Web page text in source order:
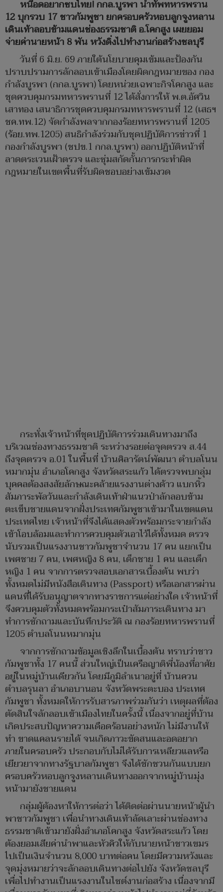
หนีอดอยากซบไทย! กกล.บูรพา นำทัพทหารพราน
12 บุกรวบ 17 ชาวกัมพูชา ยกครอบครัวหอบลูกจูงหลาน
เดินเท้าลอบข้ามแดนช่องธรรมชาติ อ.โคกสูง เผยยอม
จ่ายค่านายหน้า 8 พัน หวังดิ่งไปทำงานก่อสร้างชลบุรี
วันที่ 6 มิ.ย. 69 ภายใต้นโยบายคุมเข้มและป้องกัน
ปราบปรามการลักลอบเข้าเมืองโดยผิดกฎหมายของ กอง
กำลังบูรพา (กกล.บูรพา) โดยหน่วยเฉพาะกิจโคกสูง และ
ชุดควบคุมกรมทหารพรานที่ 12 ได้สั่งการให้ พ.ต.อัศวิน
เสาทอง เสนาธิการชุดควบคุมกรมทหารพรานที่ 12 (เสธฯ
ชค.ทพ.12) จัดกำลังพลจากกองร้อยทหารพรานที่ 1205
(ร้อย.ทพ.1205) สนธิกำลังร่วมกับชุดปฏิบัติการข่าวที่ 1
กองกำลังบูรพา (ชปข.1 กกล.บูรพา) ออกปฏิบัติหน้าที่
ลาดตระเวนเฝ้าตรวจ และซุ่มสกัดกั้นการกระทำผิด
กฎหมายในเขตพื้นที่รับผิดชอบอย่างเข้มงวด
กระทั่งเจ้าหน้าที่ชุดปฏิบัติการร่วมเดินทางมาถึง
บริเวณช่องทางธรรมชาติ ระหว่างรอยต่อจุดตรวจ ส.44
ถึงจุดตรวจ อ.01 ในพื้นที่ บ้านศิลารัตน์พัฒนา ตำบลโนน
หมากมุ่น อำเภอโคกสูง จังหวัดสระแก้ว ได้ตรวจพบกลุ่ม
บุคคลต้องสงสัยลักษณะคล้ายแรงงานต่างด้าว แบกหิ้ว
สัมภาระพัลวันและกำลังเดินเท้าฝ่าแนวป่าลักลอบข้าม
ตะเข็บชายแดนจากฝั่งประเทศกัมพูชาเข้ามาในเขตแดน
ประเทศไทย เจ้าหน้าที่จึงได้แสดงตัวพร้อมกระจายกำลัง
เข้าโอบล้อมและทำการควบคุมตัวเอาไว้ได้ทั้งหมด ตรวจ
นับรวมเป็นแรงงานชาวกัมพูชาจำนวน 17 คน แยกเป็น
เพศชาย 7 คน, เพศหญิง 8 คน, เด็กชาย 1 คน และเด็ก
หญิง 1 คน จากการตรวจสอบเอกสารเบื้องต้น พบว่า
ทั้งหมดไม่มีหนังสือเดินทาง (Passport) หรือเอกสารผ่าน
แดนที่ได้รับอนุญาตจากทางราชการแต่อย่างใด เจ้าหน้าที่
จึงควบคุมตัวทั้งหมดพร้อมกระเป๋าสัมภาระเดินทาง มา
ทำการซักถามและบันทึกประวัติ ณ กองร้อยทหารพรานที่
1205 ตำบลโนนหมากมุ่น
จากการซักถามข้อมูลเชิงลึกในเบื้องต้น ทราบว่าชาว
กัมพูชาทั้ง 17 คนนี้ ส่วนใหญ่เป็นเครือญาติพี่น้องที่อาศัย
อยู่ในหมู่บ้านเดียวกัน โดยมีภูมิลำเนาอยู่ที่ บ้านควน
ตำบลรุนลา อำเภอบานอน จังหวัดพระตะบอง ประเทศ
กัมพูชา ทั้งหมดให้การรับสารภาพร่วมกันว่า เหตุผลที่ต้อง
ตัดสินใจลักลอบเข้าเมืองไทยในครั้งนี้ เนื่องจากอยู่ที่บ้าน
เกิดประสบปัญหาความเดือดร้อนอย่างหนัก ไม่มีงานให้
ทำ ขาดแคลนรายได้ จนเกิดภาวะขัดสนและอดอยาก
ภายในครอบครัว ประกอบกับไม่ได้รับการเหลียวแลหรือ
เยียวยาจากทางรัฐบาลกัมพูชา จึงได้ชักชวนกันแบบยก
ครอบครัวหอบลูกจูงหลานเดินทางออกจากหมู่บ้านมุ่ง
หน้ามายังชายแดน
กลุ่มผู้ต้องหาให้การต่อว่า ได้ติดต่อผ่านนายหน้าผู้นำ
พาชาวกัมพูชา เพื่อนำทางเดินเท้าลัดเลาะผ่านช่องทาง
ธรรมชาติเข้ามายังฝั่งอำเภอโคกสูง จังหวัดสระแก้ว โดย
ต้องยอมเสียค่านำพาและหัวคิวให้กับนายหน้าชาวเขมร
ไปเป็นเงินจำนวน 8,000 บาทต่อคน โดยมีความหวังและ
จุดมุ่งหมายว่าจะลักลอบเดินทางต่อไปยัง จังหวัดชลบุรี
เพื่อไปทำงานเป็นแรงงานในไซต์งานก่อสร้าง เนื่องจากมี